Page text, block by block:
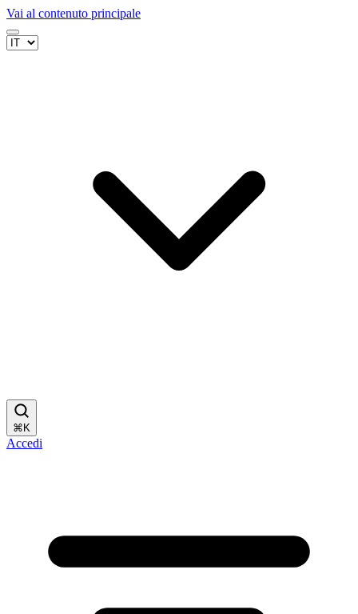
Vai al contenuto principale
⌘ K
Accedi